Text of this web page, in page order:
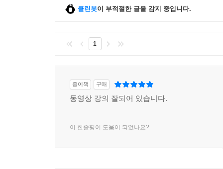
클린봇이 부적절한 글을 감지 중입니다.
1
종이책 구매
동영상 강의 잘되어 있습니다.
이 한줄평이 도움이 되었나요?